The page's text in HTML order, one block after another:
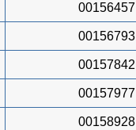
00156457
00156793
00157842
00157977
00158928